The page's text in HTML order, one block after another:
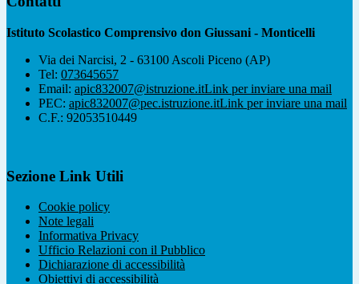
Istituto Scolastico Comprensivo don Giussani - Monticelli
Via dei Narcisi, 2 - 63100 Ascoli Piceno (AP)
Tel: 073645657
Email: apic832007@istruzione.itLink per inviare una mail
PEC: apic832007@pec.istruzione.itLink per inviare una mail
C.F.: 92053510449
Sezione Link Utili
Cookie policy
Note legali
Informativa Privacy
Ufficio Relazioni con il Pubblico
Dichiarazione di accessibilità
Obiettivi di accessibilità